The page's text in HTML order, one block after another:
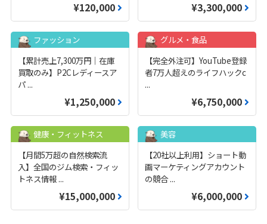
¥120,000 ¥3,300,000
ファッション
【累計売上7,300万円｜在庫
買取のみ】P2Cレディースア
パ ...
¥1,250,000
グルメ・食品
【完全外注可】YouTube登録
者7万人超えのライフハックc
...
¥6,750,000
健康・フィットネス
【月間5万超の自然検索流
入】全国のジム検索・フィッ
トネス情報 ...
¥15,000,000
美容
【20社以上利用】ショート動
画マーケティングアカウント
の競合...
¥6,000,000